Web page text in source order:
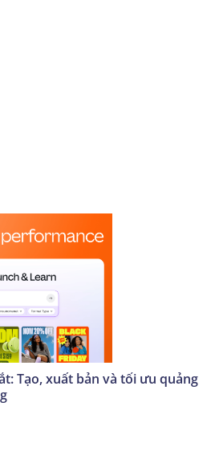
Tạo, xuất bản và tối ưu quảng